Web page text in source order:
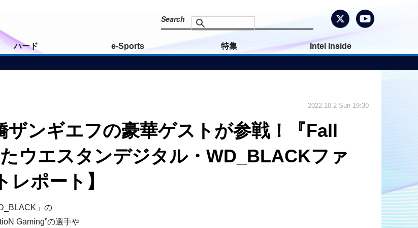
ハード e-Sports 特集 Intel Inside
ザンギエフの豪華ゲストが参戦！『Fall
ウエスタンデジタル・WD_BLACKファ
ポート】
」の
Gaming”の選手や
2022.10.2 Sun 19:30